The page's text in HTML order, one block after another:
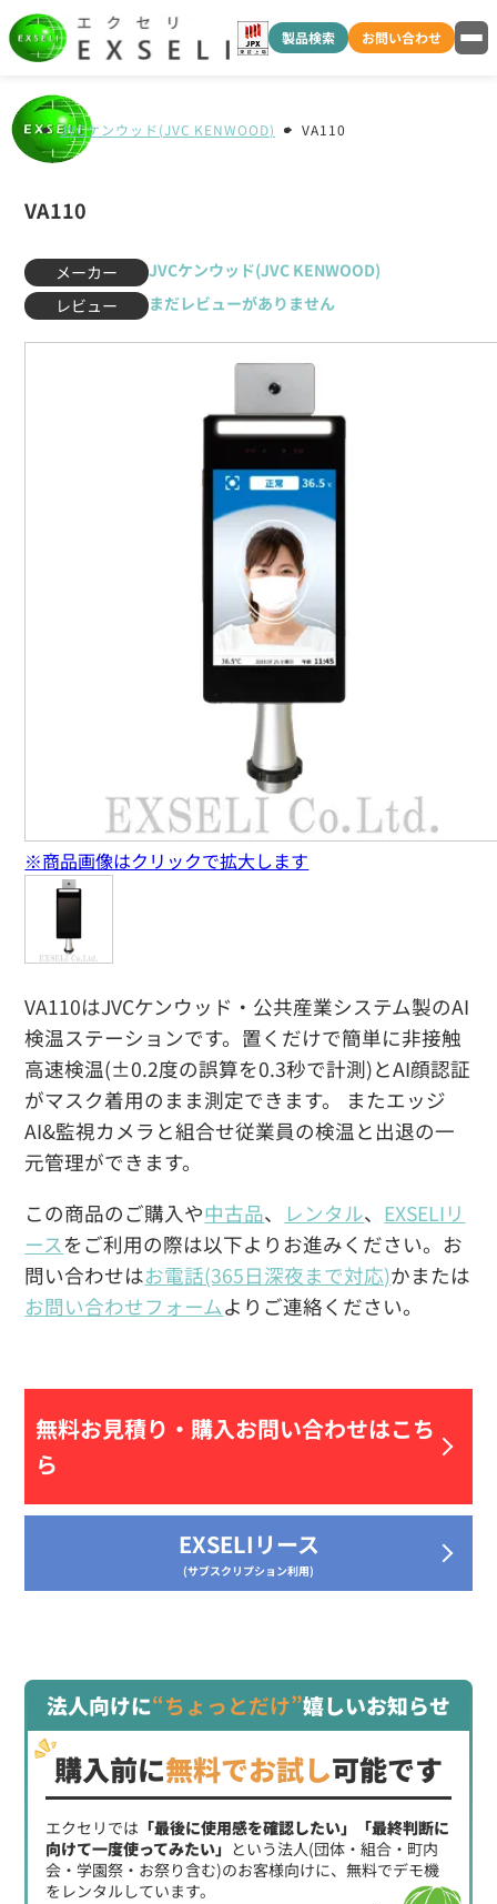
製品検索 お問い合わせ
JVCケンウッド(JVC KENWOOD) VA110
VA110
メーカー
JVCケンウッド(JVC KENWOOD)
レビュー
まだレビューがありません
VA110はJVCケンウッド・公共産業システム製のAI
検温ステーションです。置くだけで簡単に非接触
高速検温(±0.2度の誤算を0.3秒で計測)とAI顔認証
がマスク着用のまま測定できます。 またエッジ
AI&監視カメラと組合せ従業員の検温と出退の一
元管理ができます。
この商品のご購入や中古品、 レンタル、 EXSELIリ
ース をご利用の際は以下よりお進みください。お
問い合わせはお電話(365日深夜まで対応)かまたは
お問い合わせフォームよりご連絡ください。
無料お見積り・ 購入お問い合わせはこち
ら
EXSELIリース
(サブスクリプション利用)
※商品画像はクリックで拡大します
法人向けに“ちょっとだけ”嬉しいお知らせ
購入前に無料でお試し可能です
エクセリでは 「最後に使用感を確認したい」「最終判断に
向けて一度使ってみたい」 という法人(団体・組合・町内
会・学園祭・お祭り含む)のお客様向けに、無料でデモ機
をレンタルしています。